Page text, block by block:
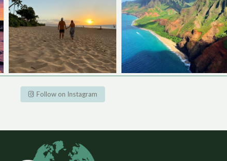
Follow on Instagram